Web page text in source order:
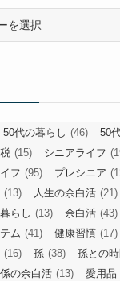
50代の暮らし (46) 50
(15) シニアライフ
フ (95) プレシニア
(13) 人生の余白活 (21)
らし (13) 余白活 (43)
ム (41) 健康習慣 (17)
(16) 孫 (38) 孫との時
の余白活 (13) 愛用品